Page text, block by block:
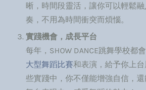
晰，時間段靈活，讓你可以輕鬆
奏，不用為時間衝突而煩惱。
實踐機會，成長平台
每年，SHOW DANCE跳舞學校都
大型舞蹈比賽和表演，給予你上
些實踐中，你不僅能增強自信，